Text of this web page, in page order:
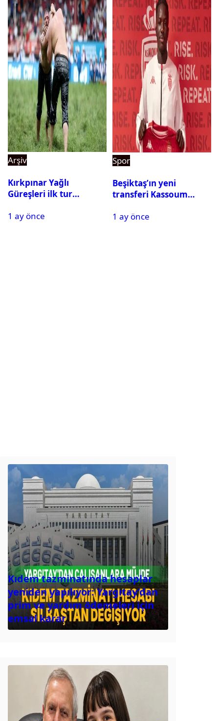
Arşiv
Kırkpınar Yağlı
Güreşleri ilk tur
2. tura geçen
1 ay önce
Spor
Beşiktaş’ın yeni
transferi Kassoum
gelecek? Resmi
1 ay önce
Kıdem tazminatında hesaplar
yeniden yapılıyor: Yargıtay’dan
prim ve yardım ödemeleri için
emsal karar